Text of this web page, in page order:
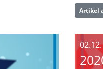
Artikel
02.12.